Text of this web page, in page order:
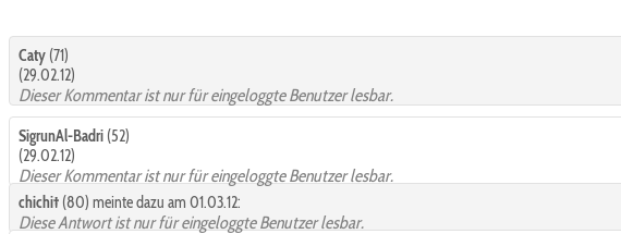
Caty (71)
(29.02.12)
Dieser Kommentar ist nur für eingeloggte Benutzer lesbar.
SigrunAl-Badri (52)
(29.02.12)
Dieser Kommentar ist nur für eingeloggte Benutzer lesbar.
chichi† (80) meinte dazu am 01.03.12:
Diese Antwort ist nur für eingeloggte Benutzer lesbar.